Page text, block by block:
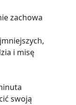
zachowa
i misę
swoją